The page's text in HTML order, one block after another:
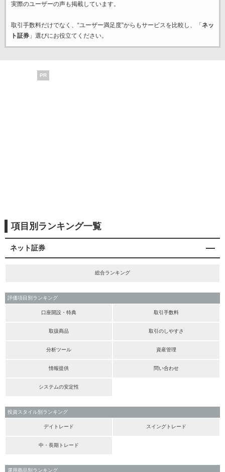
実際のユーザーの声も掲載しています。
取引手数料だけでなく、“ユーザー満足度”からもサービスを比較し、「 ネッ
ト証券」選びにお役立てください。
PR
項目別ランキング一覧
ネット証券
総合ランキング
評価項目別ランキング
口座開設・特典 取引手数料
取扱商品 取引のしやすさ
分析ツール 資産管理
情報提供 問い合わせ
システムの安定性
投資スタイル別ランキング
デイトレード スイングトレード
中・長期トレード
運用商品別ランキング